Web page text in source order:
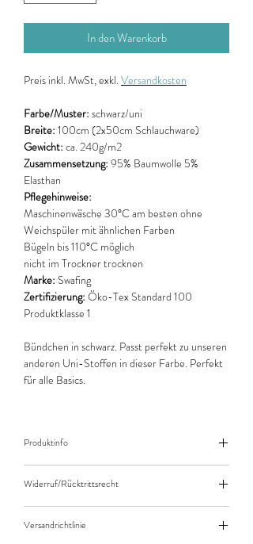
In den Warenkorb
Preis inkl. MwSt, exkl. Versandkosten
Farbe/Muster: schwarz/uni
Breite: 100cm (2x50cm Schlauchware)
Gewicht: ca. 240g/m2
Zusammensetzung: 95% Baumwolle 5%
Elasthan
Pflegehinweise:
Maschinenwäsche 30°C am besten ohne
Weichspüler mit ähnlichen Farben
Bügeln bis 110°C möglich
nicht im Trockner trocknen
Marke: Swafing
Zertifizierung: Öko-Tex Standard 100
Produktklasse 1
Bündchen in schwarz. Passt perfekt zu unseren
anderen Uni-Stoffen in dieser Farbe. Perfekt
für alle Basics.
Produktinfo
10cm (0,1m) Länge des Stoffes.
Bei einer Bestellung von zB. 50cm (0,5m)
daher bitte Anzahl 5 eingeben.
Widerruf/Rücktrittsrecht
Versandrichtlinie